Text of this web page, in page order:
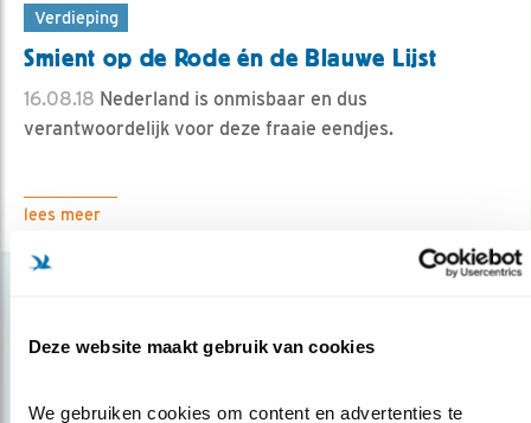
Deze website maakt gebruik van cookies
We gebruiken cookies om content en advertenties te
Verdieping
Smient op de Rode én de Blauwe Lijst
16.08.18 Nederland is onmisbaar en dus
verantwoordelijk voor deze fraaie eendjes.
lees meer